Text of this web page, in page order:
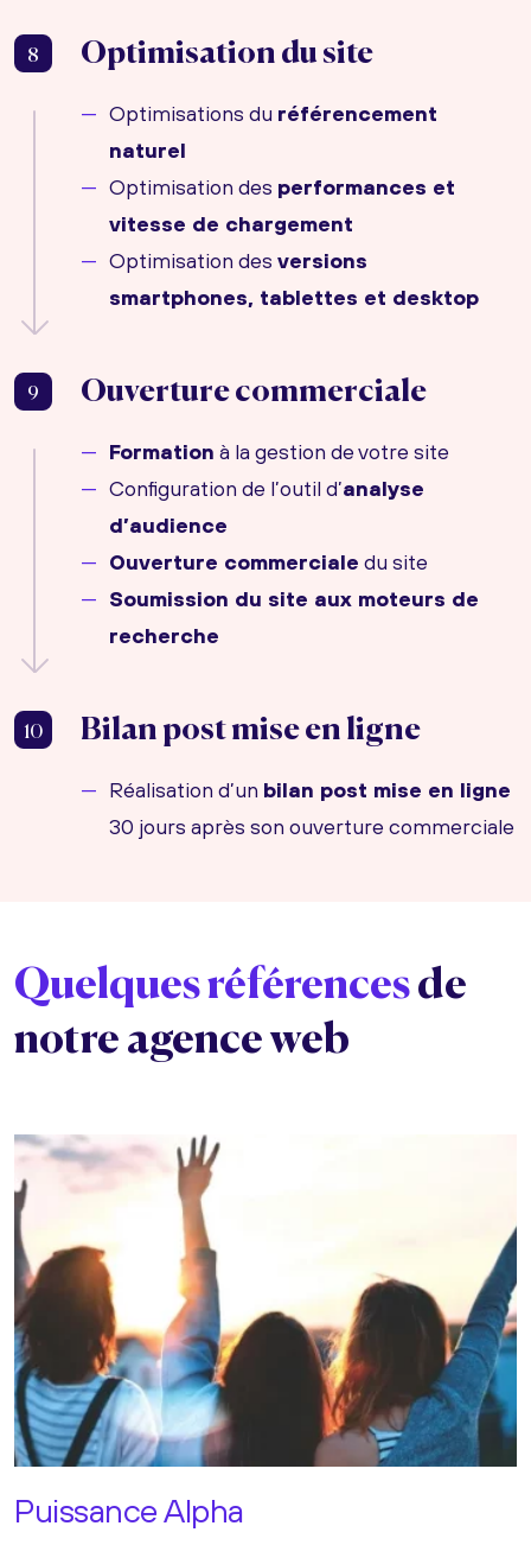
8 Optimisation du site
Optimisations du référencement
naturel
Optimisation des performances et
vitesse de chargement
Optimisation des versions
smartphones, tablettes et desktop
9 Ouverture commerciale
Formation à la gestion de votre site
Configuration de l’outil d’analyse
d’audience
Ouverture commerciale du site
Soumission du site aux moteurs de
recherche
10 Bilan post mise en ligne
Réalisation d’un bilan post mise en ligne
30 jours après son ouverture commerciale
Quelques référencesde
notre agence web
Puissance Alpha